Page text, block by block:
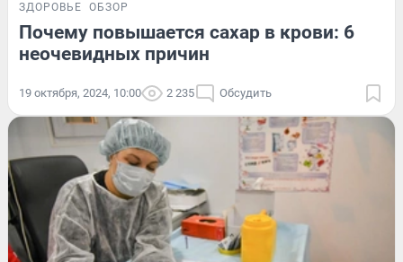
ЗДОРОВЬЕ ОБЗОР
Почему повышается сахар в крови: 6
неочевидных причин
19 октября, 2024, 10:00 2 235 Обсудить